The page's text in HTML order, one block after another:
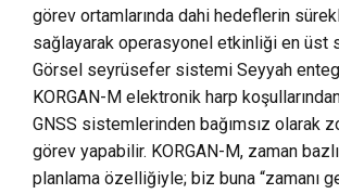
görev ortamlarında dahi hedeflerin
sağlayarak operasyonel etkinliği en üst
Görsel seyrüsefer sistemi Seyyah
KORGAN-M elektronik harp
GNSS sistemlerinden bağımsız olarak
görev yapabilir. KORGAN-M, zaman
planlama özelliğiyle; biz buna “zamanı